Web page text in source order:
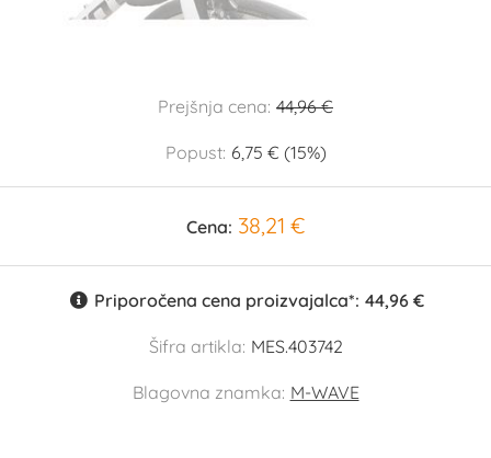
Prejšnja cena: 44,96 €
Popust: 6,75 € (15%)
Cena: 38,21 €
Priporočena cena proizvajalca*: 44,96 €
Šifra artikla: MES.403742
Blagovna znamka: M-WAVE